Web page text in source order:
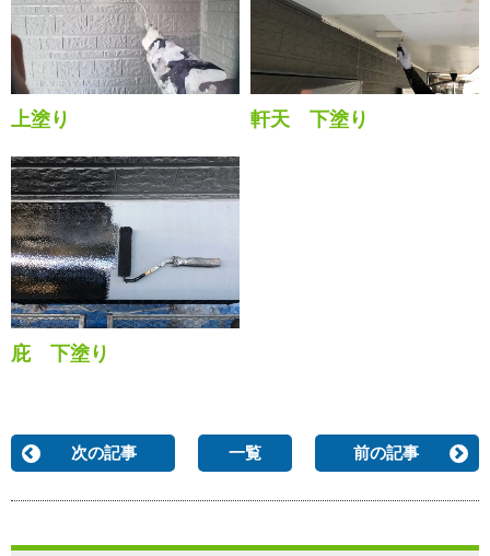
上塗り 軒天 下塗り
庇 下塗り
次の記事 一覧 前の記事